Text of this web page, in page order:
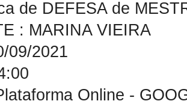
de DEFESA de
: MARINA VIEIRA
09/2021
Online -